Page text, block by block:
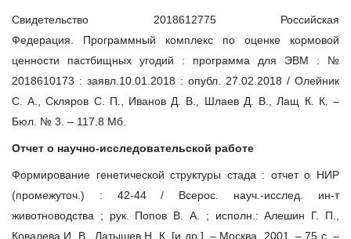
Свидетельство 2018612775 Российская
Федерация. Программный комплекс по оценке кормовой
ценности пастбищных угодий : программа для ЭВМ : №
2018610173 : заявл.10.01.2018 : опубл. 27.02.2018 / Олейник
С. А., Скляров С. П., Иванов Д. В., Шлаев Д. В., Лащ К. К. –
Бюл. № 3. – 117.8 Мб.
Отчет о научно-исследовательской работе
Формирование генетической структуры стада : отчет о НИР
(промежуточ.) : 42-44 / Всерос. науч.-исслед. ин-т
животноводства ; рук. Попов В. А. ; исполн.: Алешин Г. П.,
Ковалева И. В., Латышев Н. К. [и др.]. – Москва, 2001. – 75 с. –